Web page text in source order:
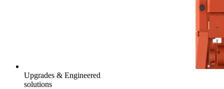
Upgrades & Engineered
solutions